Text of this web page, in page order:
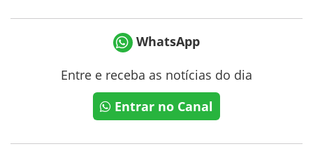
WhatsApp
Entre e receba as notícias do dia
Entrar no Canal